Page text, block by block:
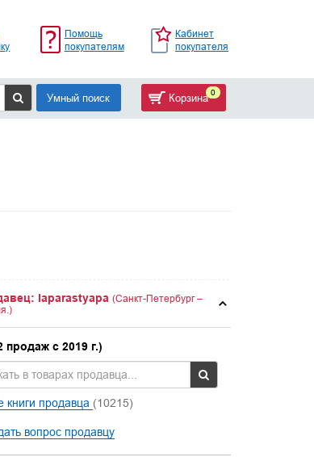
Помощь
покупателям
Кабинет
покупателя
Умный поиск Корзина 0
laparastyapa (Санкт-Петербург –
продаж с 2019 г.)
книги продавца (10215)
вопрос продавцу